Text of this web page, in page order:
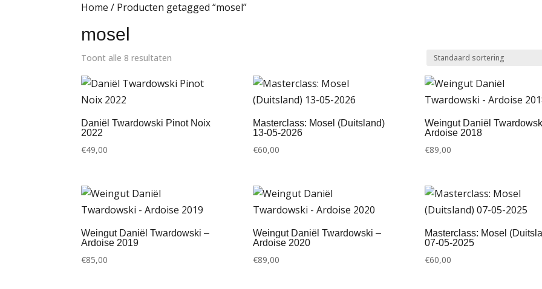
Home / Producten getagged “mosel”
mosel
Toont alle 8 resultaten
Daniël Twardowski Pinot Noix
2022
€49,00
Masterclass: Mosel (Duitsland)
13-05-2026
€60,00
Weingut Daniël
Ardoise 2018
€89,00
Weingut Daniël Twardowski –
Ardoise 2019
€85,00
Weingut Daniël Twardowski –
Ardoise 2020
€89,00
Masterclass: Mosel
07-05-2025
€60,00